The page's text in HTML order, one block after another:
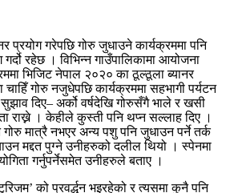
प्रयोग गरेपछि गोरु जुधाउने कार्यक्रममा पनि
रहेछ । विभिन्न गाउँपालिकामा आयोजना
भिजिट नेपाल २०२० का ठूल्ठूला ब्यानर
गोरु नजुधेपछि कार्यक्रममा सहभागी पर्यटन
दिए– अर्को वर्षदेखि गोरुसँगै भाले र खसी
राख्ने । केहीले कुस्ती पनि थप्न सल्लाह दिए ।
गोरु मात्रै नभएर अन्य पशु पनि जुधाउन पर्ने तर्क
मद्दत पुग्ने उनीहरुको दलील थियो । स्पेनमा
गर्नुपर्नेसमेत उनीहरुले बताए ।
को प्रवर्द्धन भइरहेको र त्यसमा कुनै पनि